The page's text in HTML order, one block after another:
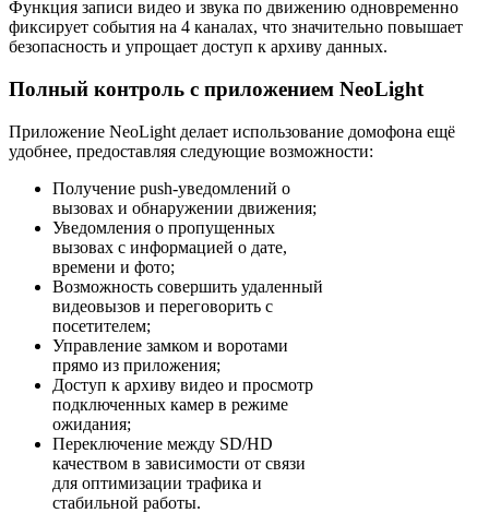
Функция записи видео и звука по движению одновременно
фиксирует события на 4 каналах, что значительно повышает
безопасность и упрощает доступ к архиву данных.
Полный контроль с приложением NeoLight
Приложение NeoLight делает использование домофона ещё
удобнее, предоставляя следующие возможности:
Получение push-уведомлений о
вызовах и обнаружении движения;
Уведомления о пропущенных
вызовах с информацией о дате,
времени и фото;
Возможность совершить удаленный
видеовызов и переговорить с
посетителем;
Управление замком и воротами
прямо из приложения;
Доступ к архиву видео и просмотр
подключенных камер в режиме
ожидания;
Переключение между SD/HD
качеством в зависимости от связи
для оптимизации трафика и
стабильной работы.